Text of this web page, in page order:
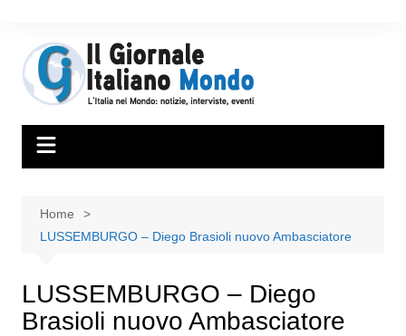
Home
LUSSEMBURGO – Diego Brasioli nuovo Ambasciatore
LUSSEMBURGO – Diego
Brasioli nuovo Ambasciatore